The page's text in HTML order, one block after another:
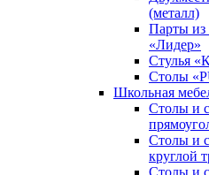
(металл)
Парты из
«Лидер»
Стулья
Столы
Школьная
Столы и
Столы и
круглой